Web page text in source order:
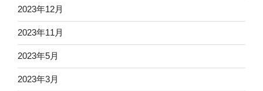
2023年12月
2023年11月
2023年5月
2023年3月